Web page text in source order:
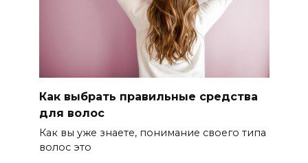
Как выбрать правильные средства
для волос
Как вы уже знаете, понимание своего типа
волос это